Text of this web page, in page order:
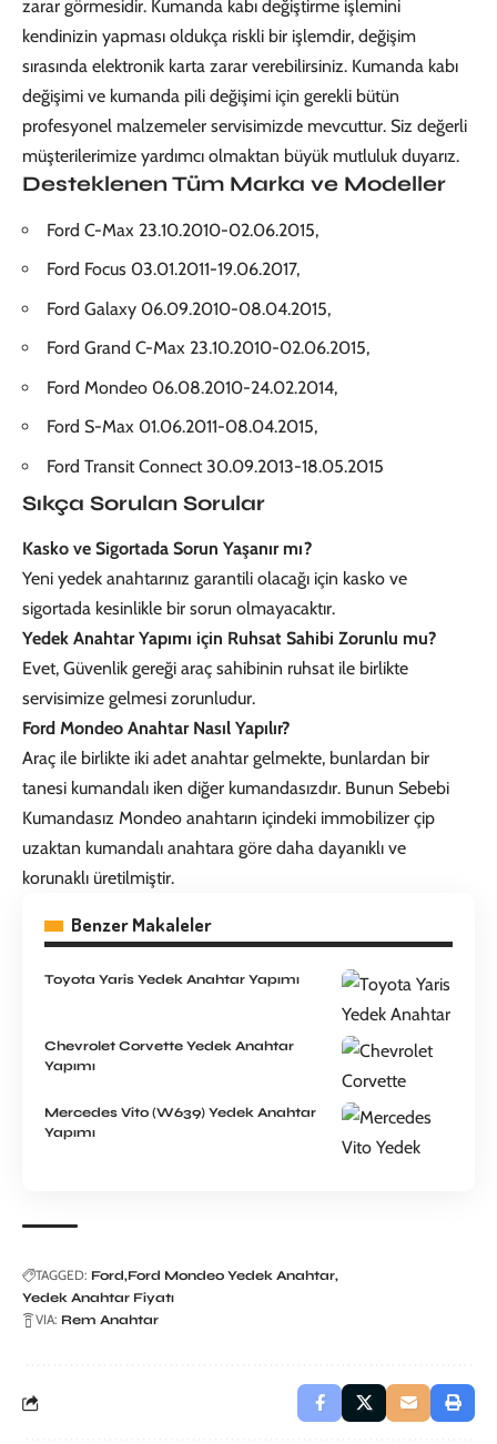
zarar görmesidir. Kumanda kabı değiştirme işlemini
kendinizin yapması oldukça riskli bir işlemdir, değişim
sırasında elektronik karta zarar verebilirsiniz. Kumanda kabı
değişimi ve kumanda pili değişimi için gerekli bütün
profesyonel malzemeler servisimizde mevcuttur. Siz değerli
müşterilerimize yardımcı olmaktan büyük mutluluk duyarız.
Desteklenen Tüm Marka ve Modeller
Ford C-Max 23.10.2010-02.06.2015,
Ford Focus 03.01.2011-19.06.2017,
Ford Galaxy 06.09.2010-08.04.2015,
Ford Grand C-Max 23.10.2010-02.06.2015,
Ford Mondeo 06.08.2010-24.02.2014,
Ford S-Max 01.06.2011-08.04.2015,
Ford Transit Connect 30.09.2013-18.05.2015
Sıkça Sorulan Sorular
Kasko ve Sigortada Sorun Yaşanır mı?
Yeni yedek anahtarınız garantili olacağı için kasko ve
sigortada kesinlikle bir sorun olmayacaktır.
Yedek Anahtar Yapımı için Ruhsat Sahibi Zorunlu mu?
Evet, Güvenlik gereği araç sahibinin ruhsat ile birlikte
servisimize gelmesi zorunludur.
Ford Mondeo Anahtar Nasıl Yapılır?
Araç ile birlikte iki adet anahtar gelmekte, bunlardan bir
tanesi kumandalı iken diğer kumandasızdır. Bunun Sebebi
Kumandasız Mondeo anahtarın içindeki immobilizer çip
uzaktan kumandalı anahtara göre daha dayanıklı ve
korunaklı üretilmiştir.
Benzer Makaleler
Toyota Yaris Yedek Anahtar Yapımı
Chevrolet Corvette Yedek Anahtar
Yapımı
Mercedes Vito (W639) Yedek Anahtar
Yapımı
TAGGED: Ford Ford Mondeo Yedek Anahtar
Yedek Anahtar Fiyatı
VIA: Rem Anahtar